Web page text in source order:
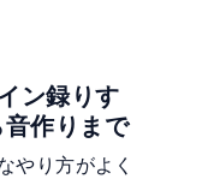
ン録りす
作りまで
やり方がよく